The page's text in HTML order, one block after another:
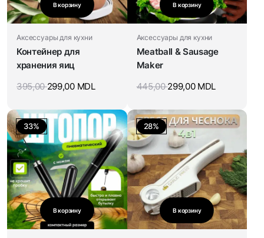
В корзину
Аксессуары для кухни
Контейнер для
хранения яиц
395,00299,00 MDL
В корзину
Аксессуары для кухни
Meatball & Sausage
Maker
445,00299,00 MDL
33%
В корзину
28%
В корзину